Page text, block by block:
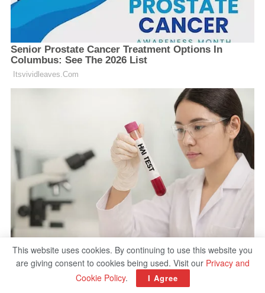
This website uses cookies. By continuing to use this website you
are giving consent to cookies being used. Visit our Privacy and
Cookie Policy. I Agree